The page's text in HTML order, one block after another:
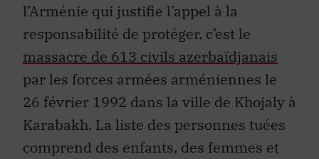
l’Arménie qui justifie l’appel à la
responsabilité de protéger, c’est le
massacre de 613 civils azerbaïdjanais
par les forces armées arméniennes le
26 février 1992 dans la ville de Khojaly à
Karabakh. La liste des personnes tuées
comprend des enfants, des femmes et